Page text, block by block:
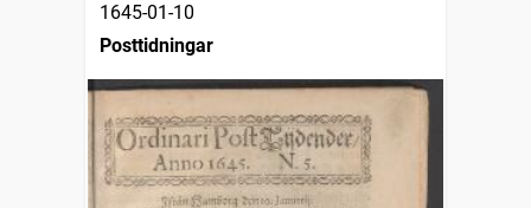
1645-01-10
Posttidningar